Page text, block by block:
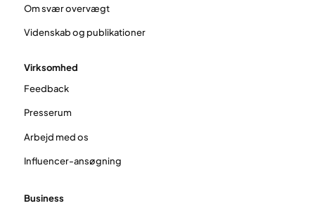
Om svær overvægt
Videnskab og publikationer
Virksomhed
Feedback
Presserum
Arbejd med os
Influencer-ansøgning
Business